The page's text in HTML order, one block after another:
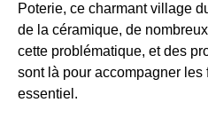
Poterie, ce charmant village
de la céramique, de
cette problématique, et des
sont là pour accompagner
essentiel.